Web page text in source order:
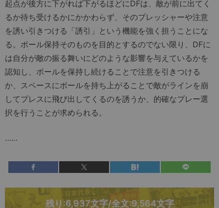
起点が後方に下がれば下がるほどにDFは、敵が前に出てく
るか待ち受けるかにかかわらず、そのプレッシャーや注意
を誘い引きつける「誘引」という機能を強く担うことにな
る。ボール保持そのものを目的とするのでない限り、DFに
は自分が敵の振る舞いにどのような影響を与えているかを
認知し、ボールを保持し続けることで注意を引きつける
か、スペースにボールを持ち上がることで敵がラインを崩
してプレスに飛び出してくるのを誘うか、的確なプレー選
択を行うことが求められる。
……
残り:6,937文字/全文:9,564文字